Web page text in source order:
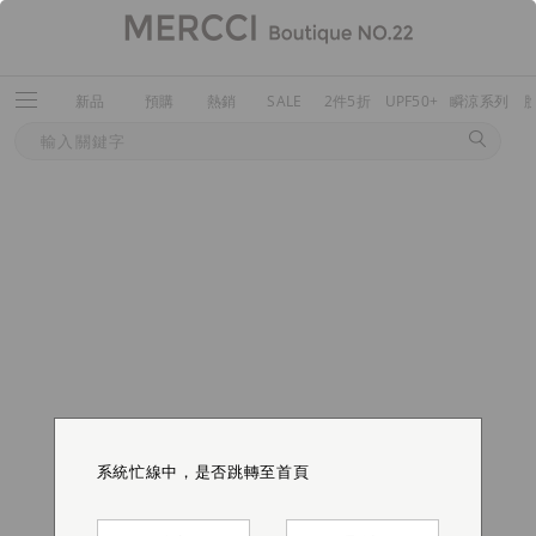
新品 預購 熱銷 SALE 2件5折 UPF50+ 瞬涼系列
系統忙線中，是否跳轉至首頁
系統忙線中，是否跳轉至首頁
系統忙線中，是否跳轉至首頁
系統忙線中，是否跳轉至首頁
系統忙線中，是否跳轉至首頁